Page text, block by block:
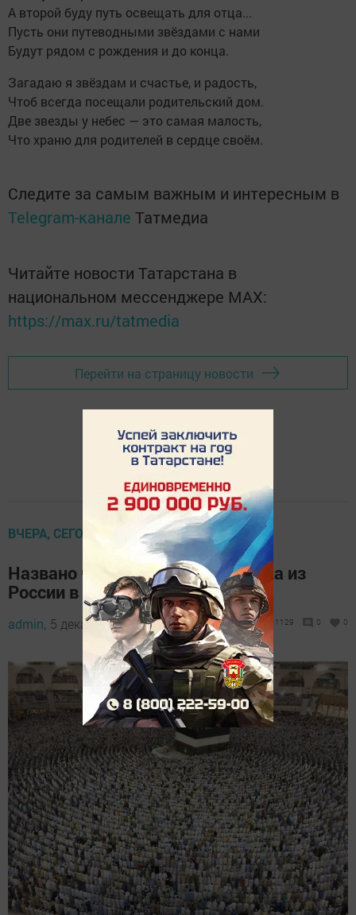
А второй буду путь освещать для отца...
Пусть они путеводными звёздами с нами
Будут рядом с рождения и до конца.
Загадаю я звёздам и счастье, и радость,
Чтоб всегда посещали родительский дом.
Две звезды у небес — это самая малость,
Что храню для родителей в сердце своём.
Следите за самым важным и интересным в
Telegram-канале Татмедиа
Читайте новости Татарстана в
национальном мессенджере MАХ:
https://max.ru/tatmedia
Перейти на страницу новости
ВЧЕРА, СЕГОДНЯ, ЗАВТРА
Названо число участников хаджа из
России в 2023 году
admin, 5 декабря 2023 - 22:58 1129 0 0